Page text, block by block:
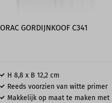
ORAC GORDIJNKOOF C341
H 8,8 x B 12,2 cm
Reeds voorzien van witte primer
Makkelijk op maat te maken met